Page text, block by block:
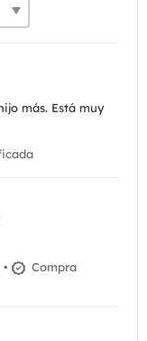
más. Está muy
•
Compra